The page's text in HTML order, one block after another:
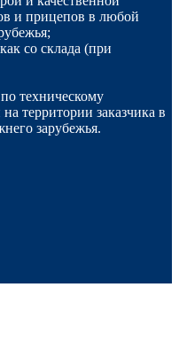
и прицепов в любой
со склада (при
техническому
территории заказчика в
зарубежья.